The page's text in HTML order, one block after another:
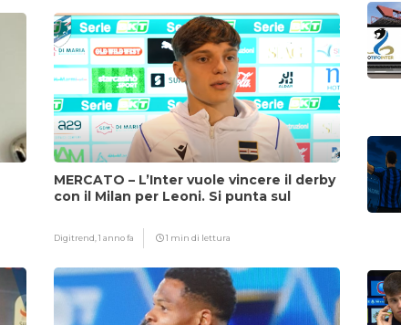
MERCATO – L’Inter vuole vincere il derby
con il Milan per Leoni. Si punta sul
Digitrend,1 anno fa 1 min di lettura